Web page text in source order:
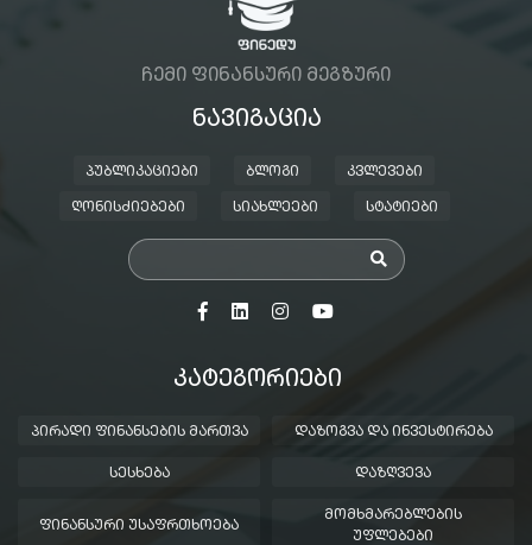
ᲩᲔᲛᲘ ᲤᲘᲜᲐᲜᲡᲣᲠᲘ ᲛᲔᲒᲖᲣᲠᲘ
ᲜᲐᲕᲘᲒᲐᲪᲘᲐ
ᲞᲣᲑᲚᲘᲙᲐᲪᲘᲔᲑᲘ ᲑᲚᲝᲒᲘ ᲙᲕᲚᲔᲕᲔᲑᲘ
ᲦᲝᲜᲘᲡᲫᲘᲔᲑᲔᲑᲘ ᲡᲘᲐᲮᲚᲔᲔᲑᲘ ᲡᲢᲐᲢᲘᲔᲑᲘ
ᲙᲐᲢᲔᲒᲝᲠᲘᲔᲑᲘ
ᲞᲘᲠᲐᲓᲘ ᲤᲘᲜᲐᲜᲡᲔᲑᲘᲡ ᲛᲐᲠᲗᲕᲐ ᲓᲐᲖᲝᲒᲕᲐ ᲓᲐ ᲘᲜᲕᲔᲡᲢᲘᲠᲔᲑᲐ
ᲡᲔᲡᲮᲔᲑᲐ ᲓᲐᲖᲦᲕᲔᲕᲐ
ᲤᲘᲜᲐᲜᲡᲣᲠᲘ ᲣᲡᲐᲤᲠᲗᲮᲝᲔᲑᲐ
ᲛᲝᲛᲮᲛᲐᲠᲔᲑᲚᲔᲑᲘᲡ
ᲣᲤᲚᲔᲑᲔᲑᲘ